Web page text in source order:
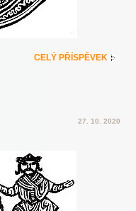
CELÝ PŘÍSPĚVEK
27. 10. 2020